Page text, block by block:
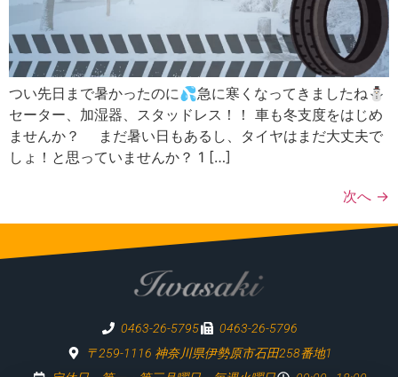
つい先日まで暑かったのに💦急に寒くなってきましたね⛄
セーター、加湿器、スタッドレス！！ 車も冬支度をはじめ
ませんか？ まだ暑い日もあるし、タイヤはまだ大丈夫で
しょ！と思っていませんか？ 1 […]
次へ →
0463-26-5795
0463-26-5796
〒259-1116 神奈川県伊勢原市石田258番地1